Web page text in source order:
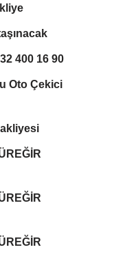
400 16 90
Oto Çekici